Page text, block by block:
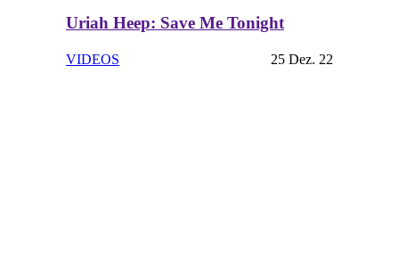
Uriah Heep: Save Me Tonight
VIDEOS 25 Dez. 22